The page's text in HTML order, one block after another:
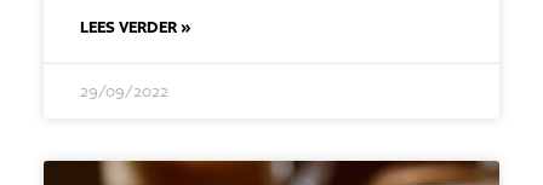
LEES VERDER »
29/09/2022